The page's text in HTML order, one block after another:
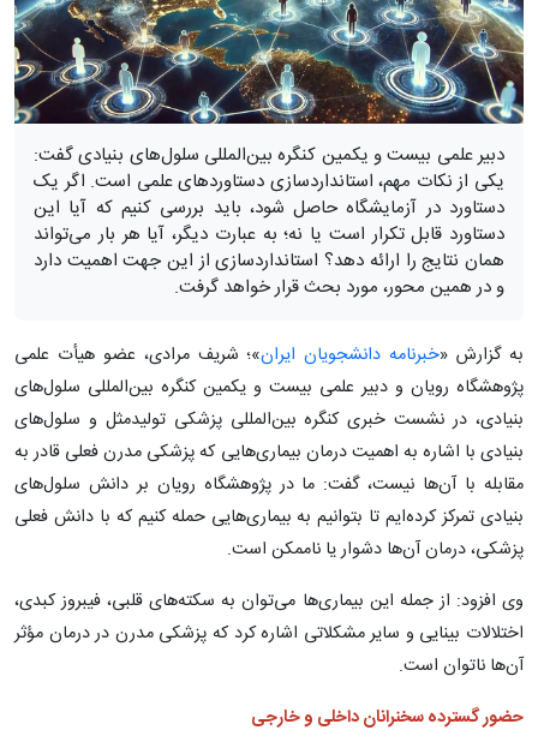
دبیر علمی بیست و یکمین کنگره بین‌المللی سلول‌های بنیادی گفت:
یکی از نکات مهم، استانداردسازی دستاوردهای علمی است. اگر یک
دستاورد در آزمایشگاه حاصل شود، باید بررسی کنیم که آیا این
دستاورد قابل تکرار است یا نه؛ به عبارت دیگر، آیا هر بار می‌تواند
همان نتایج را ارائه دهد؟ استانداردسازی از این جهت اهمیت دارد
و در همین محور، مورد بحث قرار خواهد گرفت.
به گزارش «خبرنامه دانشجویان ایران»؛ شریف مرادی، عضو هیأت علمی
پژوهشگاه رویان و دبیر علمی بیست و یکمین کنگره بین‌المللی سلول‌های
بنیادی، در نشست خبری کنگره بین‌المللی پزشکی تولیدمثل و سلول‌های
بنیادی با اشاره به اهمیت درمان بیماری‌هایی که پزشکی مدرن فعلی قادر به
مقابله با آن‌ها نیست، گفت: ما در پژوهشگاه رویان بر دانش سلول‌های
بنیادی تمرکز کرده‌ایم تا بتوانیم به بیماری‌هایی حمله کنیم که با دانش فعلی
پزشکی، درمان آن‌ها دشوار یا ناممکن است.
وی افزود: از جمله این بیماری‌ها می‌توان به سکته‌های قلبی، فیبروز کبدی،
اختلالات بینایی و سایر مشکلاتی اشاره کرد که پزشکی مدرن در درمان مؤثر
آن‌ها ناتوان است.
حضور گسترده سخنرانان داخلی و خارجی